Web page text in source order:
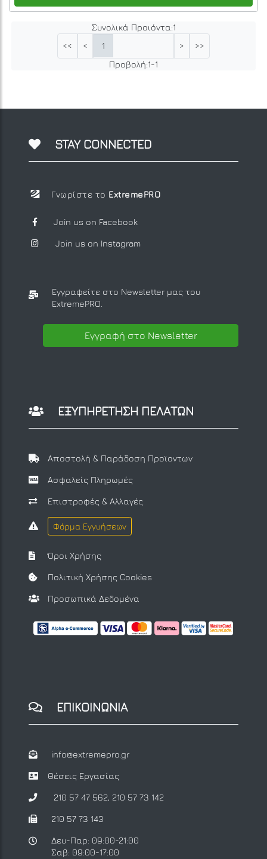
Συνολικά Προιόντα:1
<<
< 1 >
>>
Προβολή:1-1
STAY CONNECTED
Γνωρίστε το ExtremePRO
Join us on Facebook
Join us on Instagram
Εγγραφείτε στο Newsletter μας του
ExtremePRO.
Εγγραφή στο Newsletter
ΕΞΥΠΗΡΕΤΗΣΗ ΠΕΛΑΤΩΝ
Αποστολή & Παράδοση Προϊοντων
Ασφαλείς Πληρωμές
Επιστροφές & Αλλαγές
Φόρμα Εγγυήσεων
Όροι Χρήσης
Πολιτική Χρήσης Cookies
Προσωπικά Δεδομένα
ΕΠΙΚΟΙΝΩΝΙΑ
info@extremepro.gr
Θέσεις Εργασίας
210 57 47 562, 210 57 73 142
210 57 73 143
Δευ-Παρ: 09:00-21:00
Σαβ: 09:00-17:00